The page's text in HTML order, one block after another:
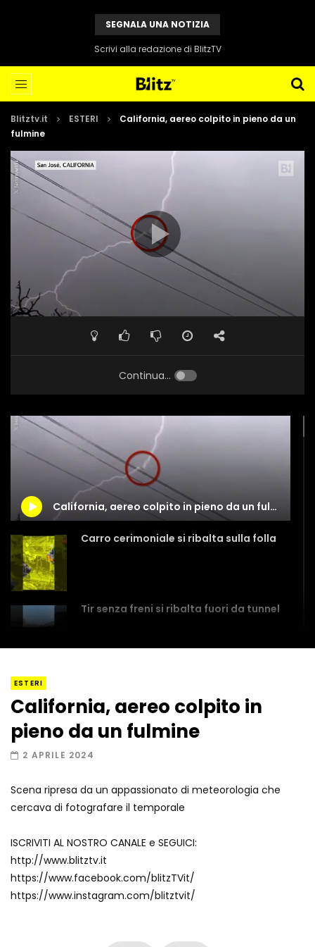
SEGNALA UNA NOTIZIA
Scrivi alla redazione di BlitzTV
Blitztv.it ESTERI
California, aereo colpito in pieno da un
fulmine
Continua...
California, aereo colpito in pieno da un fulmine
Carro cerimoniale si ribalta sulla folla
Tir senza freni si ribalta fuori da tunnel
Amiocuggino fa saltare in aria il drone
Due navi USA si scontrano in mare
ESTERI
California, aereo colpito in
pieno da un fulmine
2 APRILE 2024
Scena ripresa da un appassionato di meteorologia che
cercava di fotografare il temporale
ISCRIVITI AL NOSTRO CANALE e SEGUICI:
http://www.blitztv.it
https://www.facebook.com/blitzTVit/
https://www.instagram.com/blitztvit/